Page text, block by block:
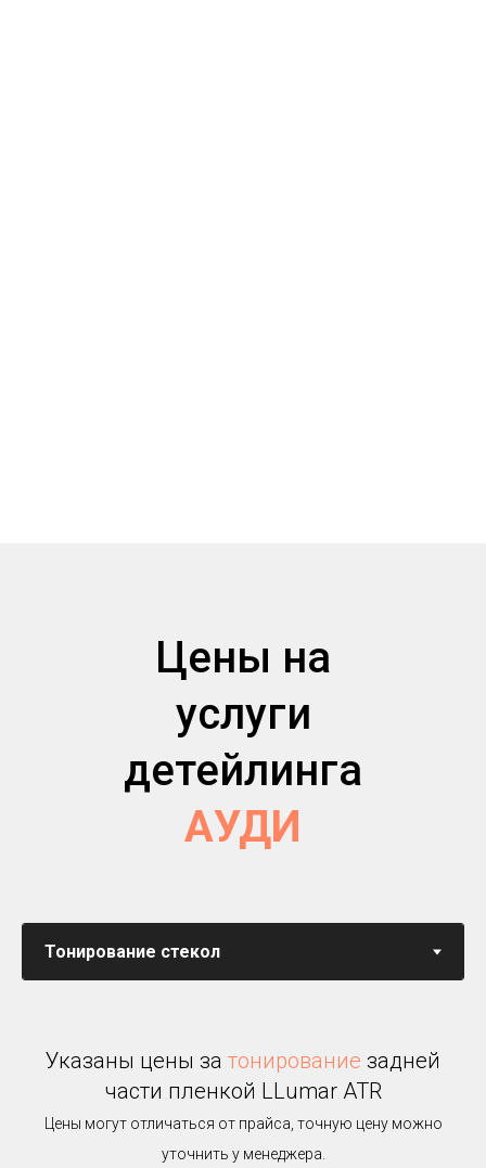
Цены на
услуги
детейлинга
АУДИ
Указаны цены за тонирование задней
части пленкой LLumar ATR
Цены могут отличаться от прайса, точную цену можно
уточнить у менеджера.